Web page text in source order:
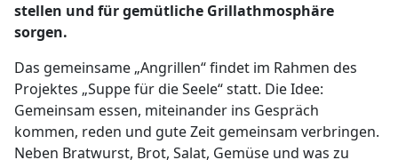
stellen und für gemütliche Grillathmosphäre
sorgen.
Das gemeinsame „Angrillen“ findet im Rahmen des
Projektes „Suppe für die Seele“ statt. Die Idee:
Gemeinsam essen, miteinander ins Gespräch
kommen, reden und gute Zeit gemeinsam verbringen.
Neben Bratwurst, Brot, Salat, Gemüse und was zu